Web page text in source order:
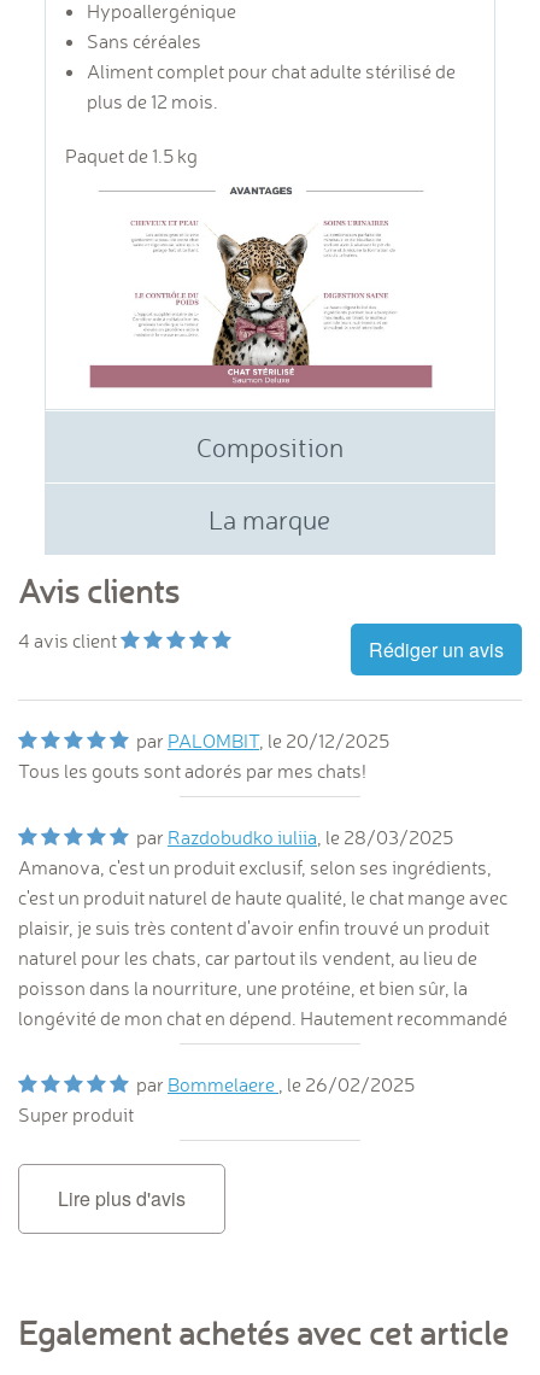
Hypoallergénique
Sans céréales
Aliment complet pour chat adulte stérilisé de
plus de 12 mois.
Paquet de 1.5 kg
Composition
La marque
Avis clients
4 avis client Rédiger un avis
par PALOMBIT, le 20/12/2025
Tous les gouts sont adorés par mes chats!
par Razdobudko iuliia , le 28/03/2025
Amanova, c'est un produit exclusif, selon ses ingrédients,
c'est un produit naturel de haute qualité, le chat mange avec
plaisir, je suis très content d'avoir enfin trouvé un produit
naturel pour les chats, car partout ils vendent, au lieu de
poisson dans la nourriture, une protéine, et bien sûr, la
longévité de mon chat en dépend. Hautement recommandé
par Bommelaere , le 26/02/2025
Super produit
Lire plus d'avis
Egalement achetés avec cet article